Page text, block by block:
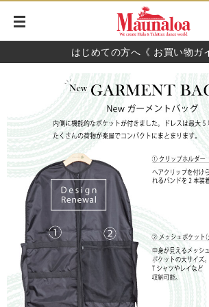
はじめての方へ《 お買い物ガ